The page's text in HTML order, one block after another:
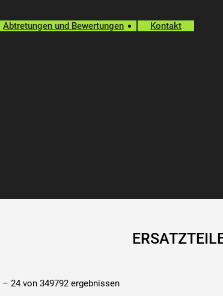
Abtretungen und Bewertungen Kontakt
– 24 von 349792 ergebnissen